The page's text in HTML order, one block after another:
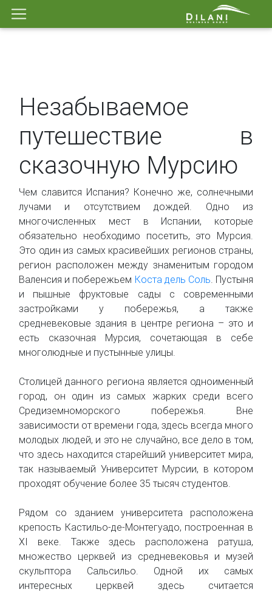
Незабываемое
путешествие в
сказочную Мурсию
Чем славится Испания? Конечно же, солнечными
лучами и отсутствием дождей. Одно из
многочисленных мест в Испании, которые
обязательно необходимо посетить, это Мурсия.
Это один из самых красивейших регионов страны,
регион расположен между знаменитым городом
Валенсия и побережьем Коста дель Соль. Пустыня
и пышные фруктовые сады с современными
застройками у побережья, а также
средневековые здания в центре региона – это и
есть сказочная Мурсия, сочетающая в себе
многолюдные и пустынные улицы.
Столицей данного региона является одноименный
город, он один из самых жарких среди всего
Средиземноморского побережья. Вне
зависимости от времени года, здесь всегда много
молодых людей, и это не случайно, все дело в том,
что здесь находится старейший университет мира,
так называемый Университет Мурсии, в котором
проходят обучение более 35 тысяч студентов.
Рядом со зданием университета расположена
крепость Кастильо-де-Монтегуадо, построенная в
XI веке. Также здесь расположена ратуша,
множество церквей из средневековья и музей
скульптора Сальсильо. Одной их самых
интересных церквей здесь считается